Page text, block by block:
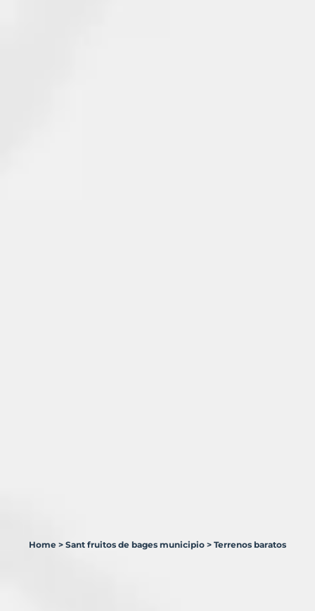
Home > Sant fruitos de bages municipio > Terrenos baratos